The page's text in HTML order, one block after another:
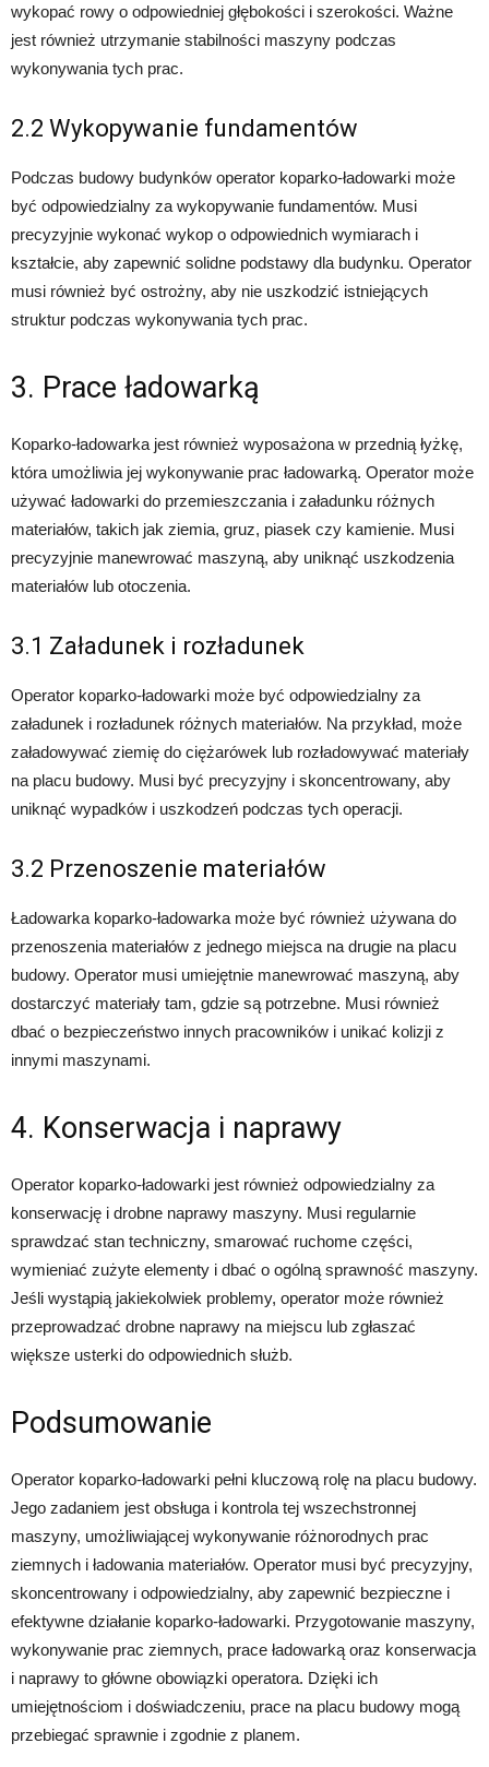
wykopać rowy o odpowiedniej głębokości i szerokości. Ważne
jest również utrzymanie stabilności maszyny podczas
wykonywania tych prac.
2.2 Wykopywanie fundamentów
Podczas budowy budynków operator koparko-ładowarki może
być odpowiedzialny za wykopywanie fundamentów. Musi
precyzyjnie wykonać wykop o odpowiednich wymiarach i
kształcie, aby zapewnić solidne podstawy dla budynku. Operator
musi również być ostrożny, aby nie uszkodzić istniejących
struktur podczas wykonywania tych prac.
3. Prace ładowarką
Koparko-ładowarka jest również wyposażona w przednią łyżkę,
która umożliwia jej wykonywanie prac ładowarką. Operator może
używać ładowarki do przemieszczania i załadunku różnych
materiałów, takich jak ziemia, gruz, piasek czy kamienie. Musi
precyzyjnie manewrować maszyną, aby uniknąć uszkodzenia
materiałów lub otoczenia.
3.1 Załadunek i rozładunek
Operator koparko-ładowarki może być odpowiedzialny za
załadunek i rozładunek różnych materiałów. Na przykład, może
załadowywać ziemię do ciężarówek lub rozładowywać materiały
na placu budowy. Musi być precyzyjny i skoncentrowany, aby
uniknąć wypadków i uszkodzeń podczas tych operacji.
3.2 Przenoszenie materiałów
Ładowarka koparko-ładowarka może być również używana do
przenoszenia materiałów z jednego miejsca na drugie na placu
budowy. Operator musi umiejętnie manewrować maszyną, aby
dostarczyć materiały tam, gdzie są potrzebne. Musi również
dbać o bezpieczeństwo innych pracowników i unikać kolizji z
innymi maszynami.
4. Konserwacja i naprawy
Operator koparko-ładowarki jest również odpowiedzialny za
konserwację i drobne naprawy maszyny. Musi regularnie
sprawdzać stan techniczny, smarować ruchome części,
wymieniać zużyte elementy i dbać o ogólną sprawność maszyny.
Jeśli wystąpią jakiekolwiek problemy, operator może również
przeprowadzać drobne naprawy na miejscu lub zgłaszać
większe usterki do odpowiednich służb.
Podsumowanie
Operator koparko-ładowarki pełni kluczową rolę na placu budowy.
Jego zadaniem jest obsługa i kontrola tej wszechstronnej
maszyny, umożliwiającej wykonywanie różnorodnych prac
ziemnych i ładowania materiałów. Operator musi być precyzyjny,
skoncentrowany i odpowiedzialny, aby zapewnić bezpieczne i
efektywne działanie koparko-ładowarki. Przygotowanie maszyny,
wykonywanie prac ziemnych, prace ładowarką oraz konserwacja
i naprawy to główne obowiązki operatora. Dzięki ich
umiejętnościom i doświadczeniu, prace na placu budowy mogą
przebiegać sprawnie i zgodnie z planem.